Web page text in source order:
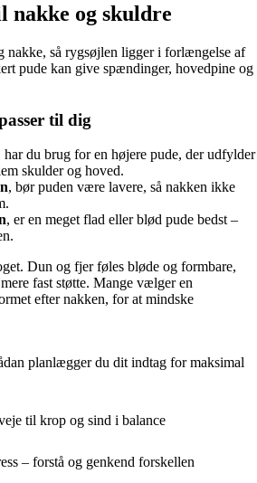
nakke og skuldre
nakke, så rygsøjlen ligger i forlængelse af
pude kan give spændinger, hovedpine og
til dig
har du brug for en højere pude, der udfylder
skulder og hoved.
, bør puden være lavere, så nakken ikke
, er en meget flad eller blød pude bedst –
Dun og fjer føles bløde og formbare,
fast støtte. Mange vælger en
efter nakken, for at mindske
planlægger du dit indtag for maksimal
til krop og sind i balance
– forstå og genkend forskellen